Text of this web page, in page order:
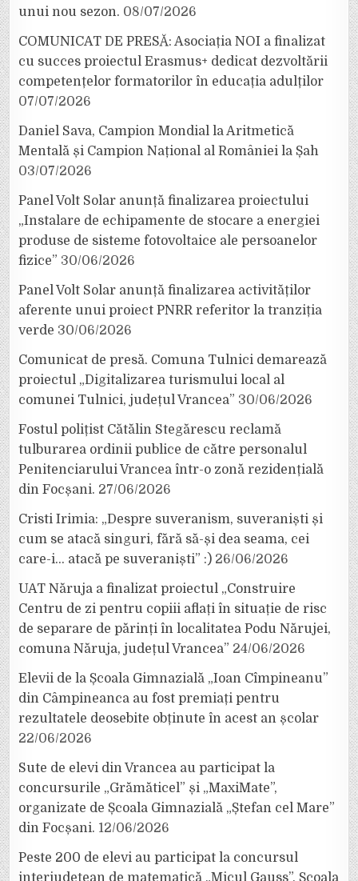
unui nou sezon. 08/07/2026
COMUNICAT DE PRESĂ: Asociația NOI a finalizat
cu succes proiectul Erasmus+ dedicat dezvoltării
competențelor formatorilor în educația adulților
07/07/2026
Daniel Sava, Campion Mondial la Aritmetică
Mentală și Campion Național al României la Șah
03/07/2026
Panel Volt Solar anunță finalizarea proiectului
„Instalare de echipamente de stocare a energiei
produse de sisteme fotovoltaice ale persoanelor
fizice” 30/06/2026
Panel Volt Solar anunță finalizarea activităților
aferente unui proiect PNRR referitor la tranziția
verde 30/06/2026
Comunicat de presă. Comuna Tulnici demarează
proiectul „Digitalizarea turismului local al
comunei Tulnici, județul Vrancea” 30/06/2026
Fostul polițist Cătălin Stegărescu reclamă
tulburarea ordinii publice de către personalul
Penitenciarului Vrancea într-o zonă rezidențială
din Focșani. 27/06/2026
Cristi Irimia: „Despre suveranism, suveraniști și
cum se atacă singuri, fără să-și dea seama, cei
care-i… atacă pe suveraniști” :) 26/06/2026
UAT Năruja a finalizat proiectul „Construire
Centru de zi pentru copiii aflați în situație de risc
de separare de părinți în localitatea Podu Nărujei,
comuna Năruja, județul Vrancea” 24/06/2026
Elevii de la Școala Gimnazială „Ioan Cîmpineanu”
din Câmpineanca au fost premiați pentru
rezultatele deosebite obținute în acest an școlar
22/06/2026
Sute de elevi din Vrancea au participat la
concursurile „Grămăticel” și „MaxiMate”,
organizate de Școala Gimnazială „Ștefan cel Mare”
din Focșani. 12/06/2026
Peste 200 de elevi au participat la concursul
interjudețean de matematică „Micul Gauss”, Școala